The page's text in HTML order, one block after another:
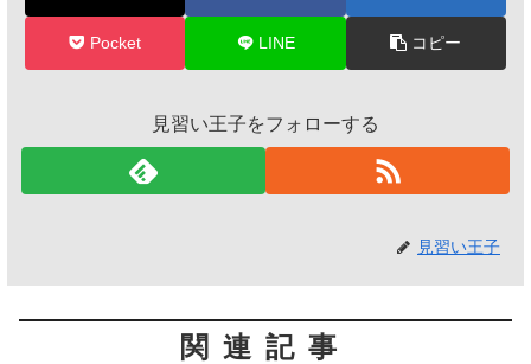
Pocket LINE コピー
見習い王子をフォローする
見習い王子
関連記事